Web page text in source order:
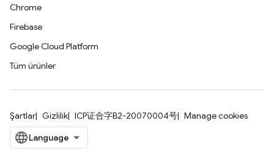
Chrome
Firebase
Google Cloud Platform
Tüm ürünler
Şartlar Gizlilik ICP证合字B2-20070004号 Manage cookies